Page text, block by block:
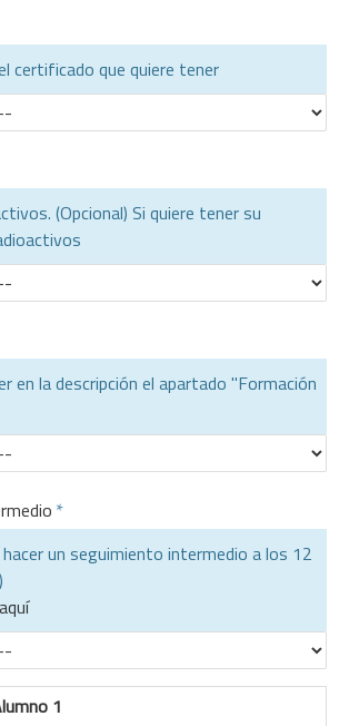
certificado que quiere tener
(Opcional) Si quiere tener su
en la descripción el apartado "Formación
un seguimiento intermedio a los 12
1